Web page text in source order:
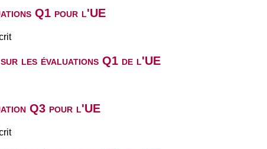
Q1 pour l'UE
sur les évaluations Q1 de l'UE
Q3 pour l'UE